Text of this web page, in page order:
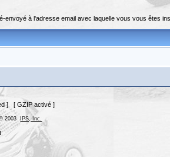
à l'adresse email avec laquelle vous vous êtes
] [ GZIP activé ]
2003 IPS, Inc.